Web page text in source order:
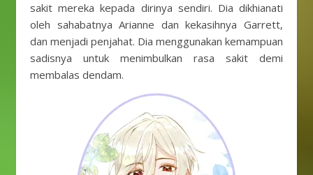
sakit mereka kepada dirinya sendiri. Dia dikhianati
oleh sahabatnya Arianne dan kekasihnya Garrett,
dan menjadi penjahat. Dia menggunakan kemampuan
sadisnya untuk menimbulkan rasa sakit demi
membalas dendam.